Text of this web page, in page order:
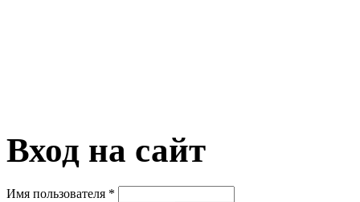
Вход на сайт
Имя пользователя *